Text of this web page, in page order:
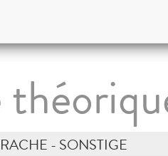
- SONSTIGE